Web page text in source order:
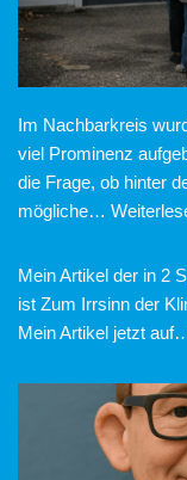
Im Nachbarkreis
viel Prominenz
die Frage, ob hinter
mögliche…
Mein Artikel der in 2
ist Zum Irrsinn der
Mein Artikel jetzt